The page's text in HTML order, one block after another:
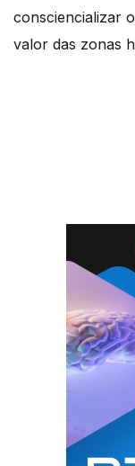
consciencializar
valor das zonas